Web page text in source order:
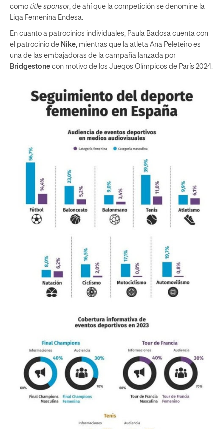
como title sponsor, de ahí que la competición se denomine la
Liga Femenina Endesa.
En cuanto a patrocinios individuales, Paula Badosa cuenta con
el patrocinio de Nike , mientras que la atleta Ana Peleteiro es
una de las embajadoras de la campaña lanzada por
Bridgestone con motivo de los Juegos Olímpicos de París 2024.